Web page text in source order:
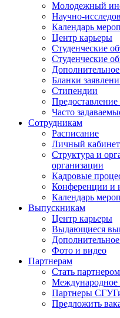
Молодежный
Научно-
Календарь
Центр карьеры
Студенческие
Студенческие
Бланки
Стипендии
Предоставление
Часто
Сотрудникам
Расписание
Личный кабинет
Структура и
организации
Кадровые
Конференции и
Календарь
Выпускникам
Центр карьеры
Выдающиеся
Фото и видео
Партнерам
Стать партнером
Международное
Партнеры
Предложить